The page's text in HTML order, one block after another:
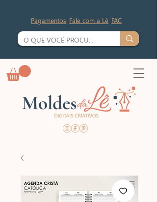
Pagamentos Fale com a Lê FAC